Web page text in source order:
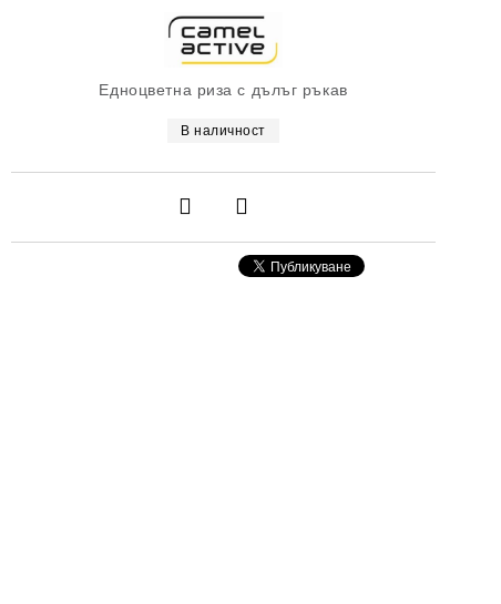
Едноцветна риза с дълъг ръкав
В наличност